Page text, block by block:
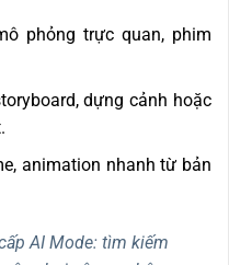
phỏng trực quan, phim
dựng cảnh hoặc
animation nhanh từ bản
AI Mode: tìm kiếm